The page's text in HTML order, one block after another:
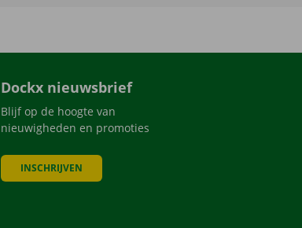
Dockx nieuwsbrief
Blijf op de hoogte van
nieuwigheden en promoties
INSCHRIJVEN